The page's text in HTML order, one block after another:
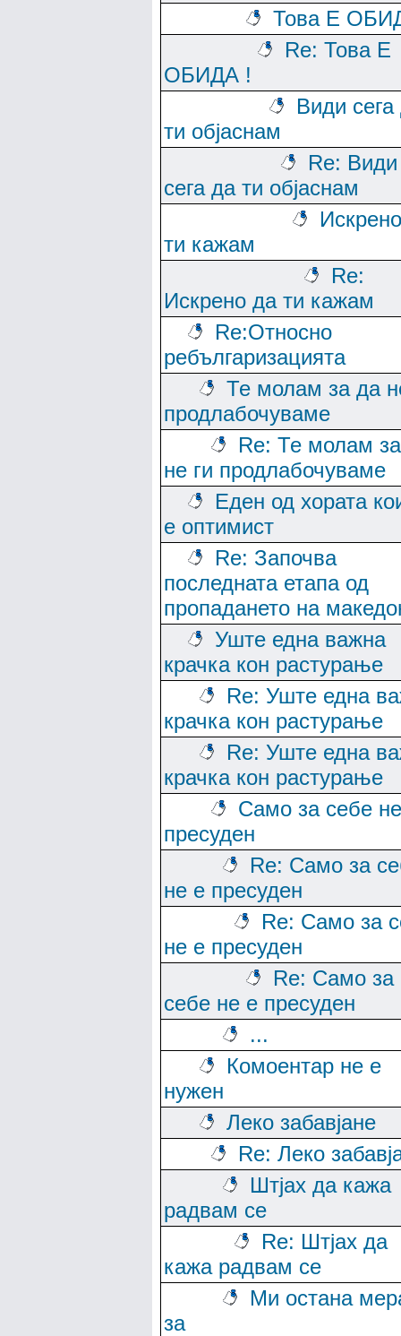
Това Е
Re: Това Е
ОБИДА !
Види сега
ти објаснам
Re: Види
сега да ти објаснам
ти кажам
Re:
Искрено да ти кажам
Re:Относно
ребългаризацията
Те молам за да
продлабочуваме
Re: Те молам
не ги продлабочуваме
Еден од хората
е оптимист
Re: Започва
последната етапа од
пропадането на
Уште една важна
крачка кон растурање
Re: Уште една
крачка кон растурање
Re: Уште една
крачка кон растурање
Само за себе
пресуден
Re: Само за
не е пресуден
Re: Само за
не е пресуден
Re: Само за
себе не е пресуден
...
Комоентар не е
нужен
Леко забавјане
Re: Леко
Штјах да кажа
радвам се
Re: Штјах да
кажа радвам се
Ми остана
за